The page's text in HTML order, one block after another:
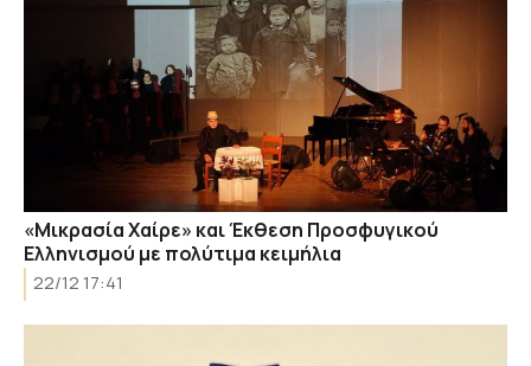
«Μικρασία Χαίρε» και Έκθεση Προσφυγικού
Ελληνισμού με πολύτιμα κειμήλια
22/12 17:41